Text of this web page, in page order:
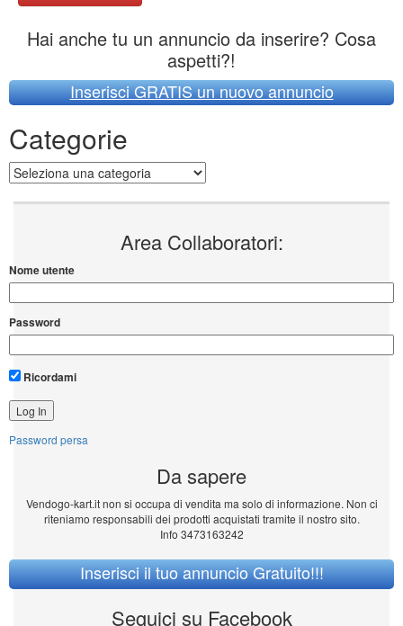
Hai anche tu un annuncio da inserire? Cosa
aspetti?!
Inserisci GRATIS un nuovo annuncio
Categorie
Categorie
Area Collaboratori:
Nome utente
Password
Ricordami
Password persa
Da sapere
Vendogo-kart.it non si occupa di vendita ma solo di informazione. Non ci
riteniamo responsabili dei prodotti acquistati tramite il nostro sito.
Info 3473163242
Inserisci il tuo annuncio Gratuito!!!
Seguici su Facebook